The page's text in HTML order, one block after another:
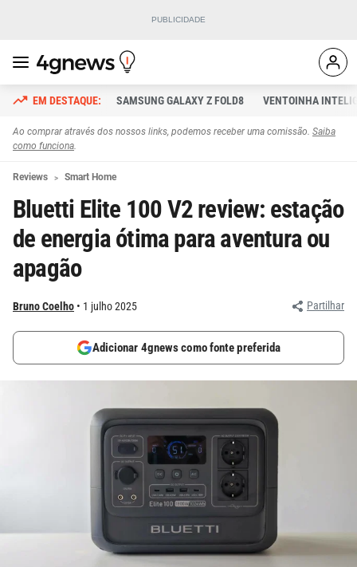
SAMSUNG GALAXY Z FOLD8 VENTOINHA
Ao comprar através dos nossos links, podemos receber uma comissão. Saiba
como funciona.
Reviews Smart Home
Bluetti Elite 100 V2 review: estação
de energia ótima para aventura ou
apagão
Bruno Coelho 1 julho 2025 Partilhar
Adicionar 4gnews como fonte preferida